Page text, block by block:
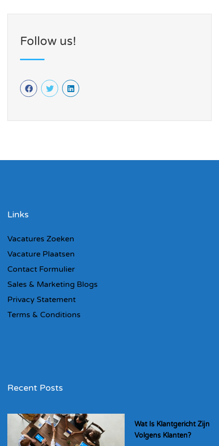
Follow us!
Links
Vacatures Zoeken
Vacature Plaatsen
Contact Formulier
Sales & Marketing Blogs
Privacy Statement
Terms & Conditions
Recent Posts
Wat Is Klantgericht Zijn
Volgens Klanten?